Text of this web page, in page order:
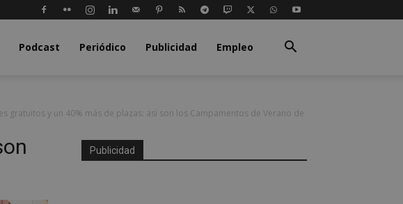
Podcast Periódico Publicidad Empleo
gratuitos y un 40% más de plazas: así son los Campamentos de Verano de
Publicidad